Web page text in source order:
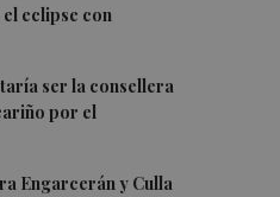
eclipse con
ser la consellera
por el
Engarcerán y Culla